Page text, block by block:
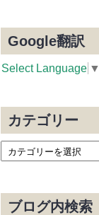
Google翻訳
Select Language ▼
カテゴリー
ブログ内検索